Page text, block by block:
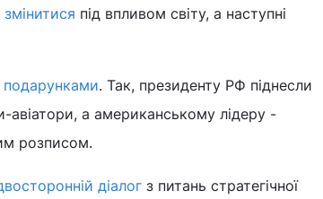
під впливом світу, а наступні
подарунками. Так, президенту РФ піднесли
авіатори, а американському лідеру -
розписом.
діалог з питань стратегічної